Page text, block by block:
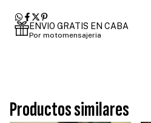
ENVIO GRATIS EN CABA
Por motomensajeria
Productos similares